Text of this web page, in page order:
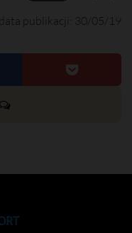
data publikacji: 30/05/19